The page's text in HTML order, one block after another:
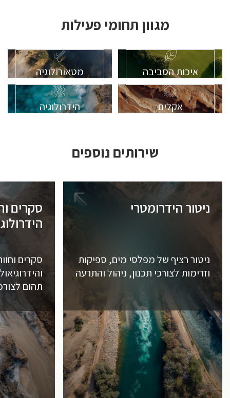
מגוון תחומי פעילות
איכות הסביבה מטאורולוגיה
אקלים הידרולוגיה
שירותים נוספים
ניטור הידרומטרי
ניטור רציף של מפלסי מים, ספיקות
וזרימות לצורכי תכנון, ניהול והתרעה
סקרים
סקרים
תהום